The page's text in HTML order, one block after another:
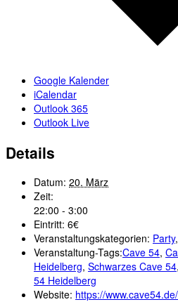
Google Kalender
iCalendar
Outlook 365
Outlook Live
Details
Datum: 20. März
Zeit:
22:00 - 3:00
Eintritt: 6€
Veranstaltungskategorien: Party,
Veranstaltung-Tags:Cave 54,
Heidelberg, Schwarzes Cave 54,
54 Heidelberg
Website: https://